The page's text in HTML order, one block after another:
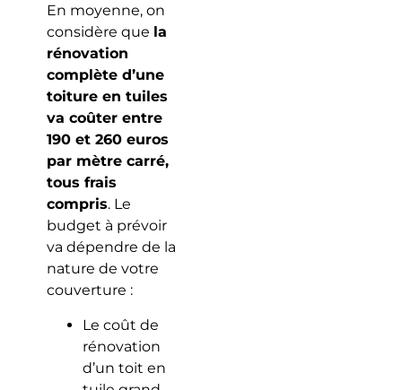
En moyenne, on
considère que la
rénovation
complète d’une
toiture en tuiles
va coûter entre
190 et 260 euros
par mètre carré,
tous frais
compris. Le
budget à prévoir
va dépendre de la
nature de votre
couverture :
Le coût de
rénovation
d’un toit en